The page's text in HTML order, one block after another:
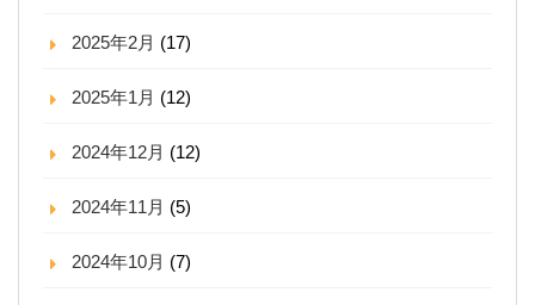
2025年2月 (17)
2025年1月 (12)
2024年12月 (12)
2024年11月 (5)
2024年10月 (7)